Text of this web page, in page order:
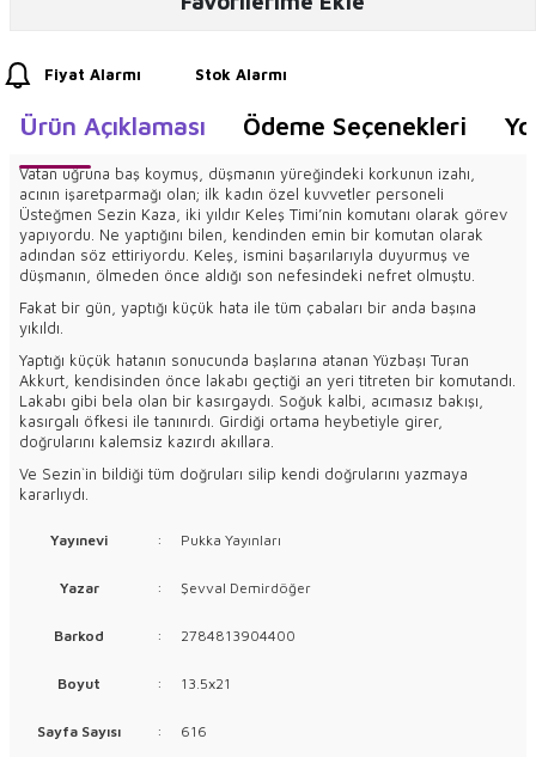
Fiyat Alarmı Stok Alarmı
Ürün Açıklaması Ödeme Seçenekleri
Vatan uğruna baş koymuş, düşmanın yüreğindeki korkunun izahı,
acının işaretparmağı olan; ilk kadın özel kuvvetler personeli
Üsteğmen Sezin Kaza, iki yıldır Keleş Timi’nin komutanı olarak görev
yapıyordu. Ne yaptığını bilen, kendinden emin bir komutan olarak
adından söz ettiriyordu. Keleş, ismini başarılarıyla duyurmuş ve
düşmanın, ölmeden önce aldığı son nefesindeki nefret olmuştu.
Fakat bir gün, yaptığı küçük hata ile tüm çabaları bir anda başına
yıkıldı.
Yaptığı küçük hatanın sonucunda başlarına atanan Yüzbaşı Turan
Akkurt, kendisinden önce lakabı geçtiği an yeri titreten bir komutandı.
Lakabı gibi bela olan bir kasırgaydı. Soğuk kalbi, acımasız bakışı,
kasırgalı öfkesi ile tanınırdı. Girdiği ortama heybetiyle girer,
doğrularını kalemsiz kazırdı akıllara.
Ve Sezin`in bildiği tüm doğruları silip kendi doğrularını yazmaya
kararlıydı.
Yayınevi : Pukka Yayınları
Yazar : Şevval Demirdöğer
Barkod : 2784813904400
Boyut : 13.5x21
Sayfa Sayısı : 616